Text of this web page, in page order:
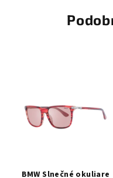
BMW Slnečné okuliare